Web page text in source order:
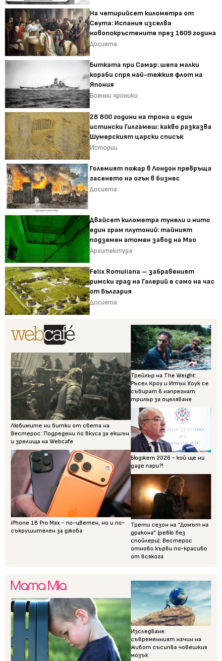
На четирийсет километра от
Сеута: Испания изселва
новопокръстените през 1609 година
Досиета
Битката при Самар: шепа малки
кораби спря най-тежкия флот на
Япония
Военни хроники
28 800 години на трона и един
истински Гилгамеш: какво разказва
Шумерският царски списък
Истории
Големият пожар в Лондон превръща
гасенето на огън в бизнес
Досиета
Двайсет километра тунели и нито
един грам плутоний: тайният
подземен атомен завод на Мао
Архитектура
Felix Romuliana – забравеният
римски град на Галерий е само на час
от България
Досиета
Любимите ни битки от света на
Вестерос: Подредени по вкуса за екшън
и зрелища на Webcafe
iPhone 18 Pro Max - по-цветен, но и по-
съкрушителен за джоба
Трейлър на The Weight:
Ръсел Кроу и Итън Хоук се
събират в напрегнат
трилър за оцеляване
Бюджет 2026 - кой ще ни
даде пари?!
Трети сезон на “Домът на
дракона” (ревю без
спойлери): Вестерос
отново кърви по-красиво
от всякога
Изследване:
съвременният начин на
живот съсипва човешкия
мозък